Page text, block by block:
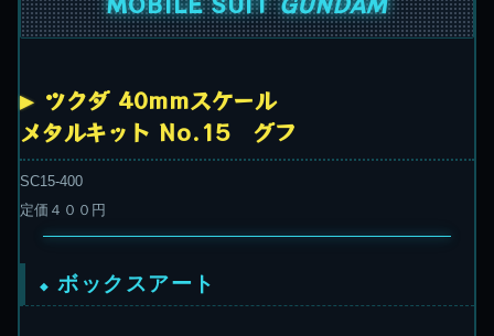
ツクダ 40mmスケール
メタルキット No.15 グフ
SC15-400
定価４００円
ボックスアート